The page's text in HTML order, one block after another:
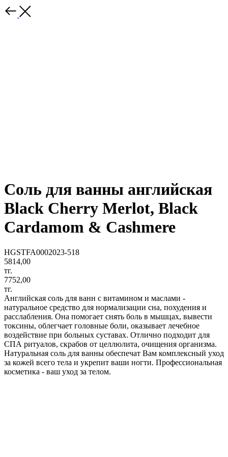
Соль для ванны английская
Black Cherry Merlot, Black
Cardamom & Cashmere
HGSTFA0002023-518
5814,00
тг.
7752,00
тг.
Английская соль для ванн с витамином и маслами -
натуральное средство для нормализации сна, похудения и
расслабления. Она помогает снять боль в мышцах, вывести
токсины, облегчает головные боли, оказывает лечебное
воздействие при больных суставах. Отлично подходит для
СПА ритуалов, скрабов от целлюлита, очищения организма.
Натуральная соль для ванны обеспечат Вам комплексный уход
за кожей всего тела и укрепит ваши ногти. Профессиональная
косметика - ваш уход за телом.